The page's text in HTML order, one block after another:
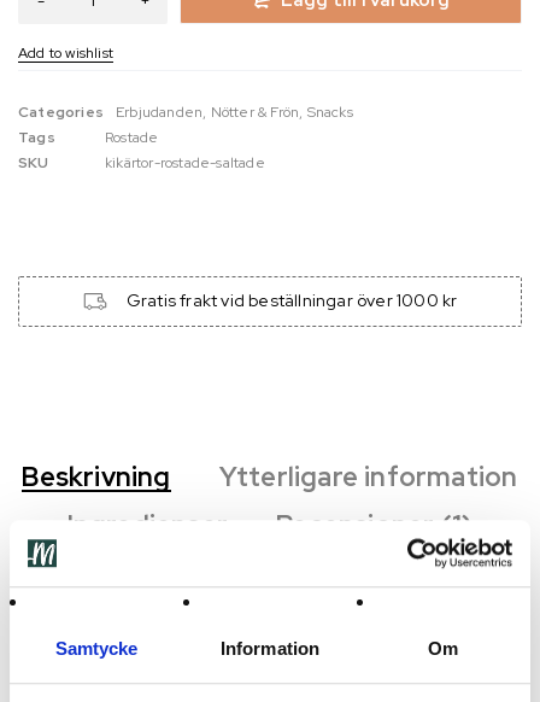
Samtycke Information Om
Categories Erbjudanden, Nötter & Frön, Snacks
Tags
Rostade
SKU
kikärtor-rostade-saltade
Gratis frakt vid beställningar över 1000 kr
Beskrivning
Ytterligare information
Ingredienser
Recensioner (1)
Naturligt Rostade Kikärtor
Njut av våra rostade kikärtor som är en perfekt, krispig och
nyttig snacksalternativ.